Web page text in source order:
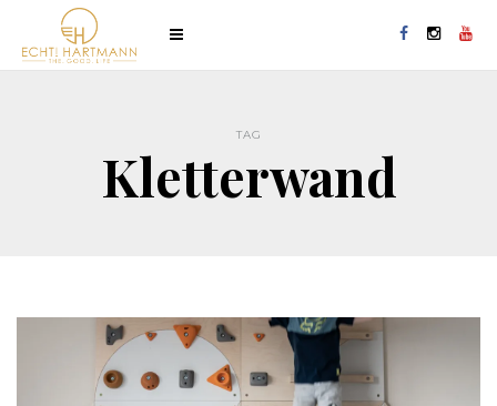
TAG
Kletterwand